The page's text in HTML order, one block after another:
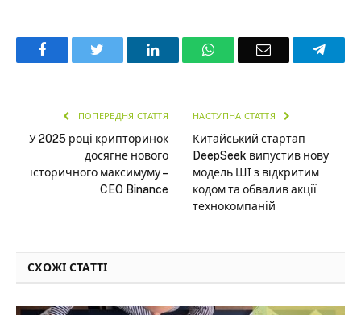
Facebook LinkedInWhatsAppEmail
ПОПЕРЕДНЯ СТАТТЯ
У 2025 році крипторинок
досягне нового
історичного максимуму –
CEO Binance
НАСТУПНА СТАТТЯ
Китайський стартап
DeepSeek випустив нову
модель ШІ з відкритим
кодом та обвалив акції
технокомпаній
СХОЖІ СТАТТІ